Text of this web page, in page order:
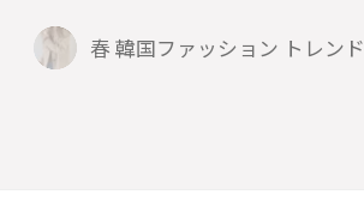
春 韓国ファッション トレンド